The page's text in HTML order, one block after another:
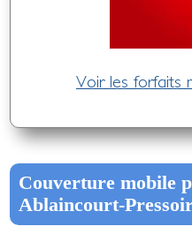
Voir les forfaits
Couverture mobile
Ablaincourt-